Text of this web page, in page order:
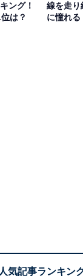
渋谷に転生した
磋琢磨しながら、
ング！
は？
線を走り
に憧れる